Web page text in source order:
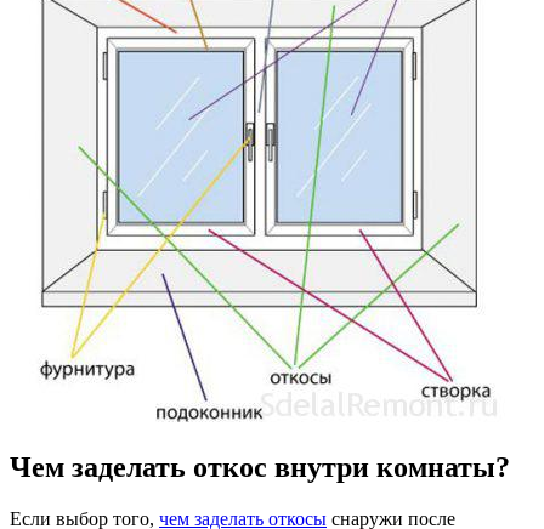
Чем заделать откос внутри комнаты?
Если выбор того, чем заделать откосы снаружи после